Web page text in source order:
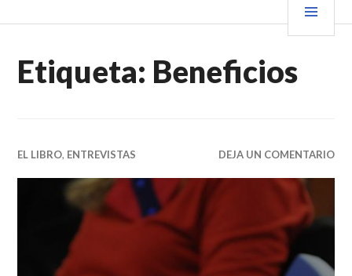
al VENDER+LIBROS NOTICIAS
Etiqueta: Beneficios
EL LIBRO, ENTREVISTAS DEJA UN COMENTARIO